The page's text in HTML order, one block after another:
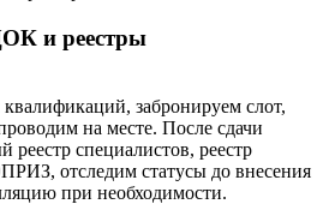
и реестры
забронируем слот,
на месте. После сдачи
специалистов, реестр
отследим статусы до внесения
при необходимости.